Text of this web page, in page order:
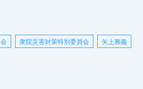
衆院災害対策特別委員会
矢上雅義